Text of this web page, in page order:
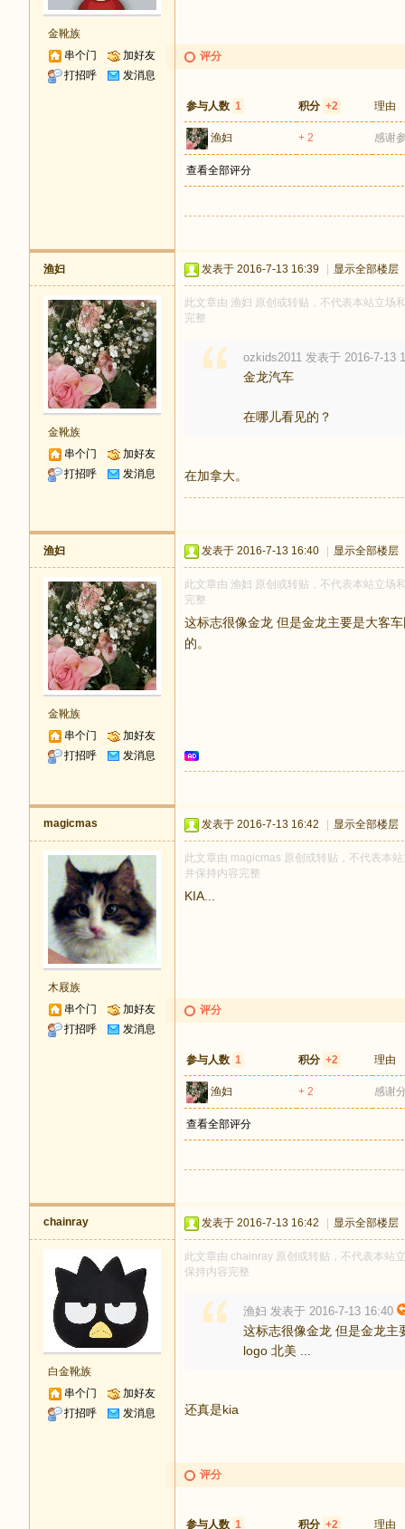
金靴族
串个门
加好友
打招呼
发消息
评分
参与人数 1 积分 +2 理由
渔妇 + 2 感谢
查看全部评分
渔妇
金靴族
串个门
加好友
打招呼
发消息
发表于 2016-7-13 16:39 显示全部楼层
此文章由 渔妇 原创或转贴，不代表本站立场
完整
ozkids2011 发表于 2016-7-13
金龙汽车
在哪儿看见的？
在加拿大。
渔妇
金靴族
串个门
加好友
打招呼
发消息
发表于 2016-7-13 16:40 显示全部楼层
此文章由 渔妇 原创或转贴，不代表本站立场
完整
这标志很像金龙 但是金龙主要是大客
的。
magicmas
木屐族
串个门
加好友
打招呼
发消息
发表于 2016-7-13 16:42 显示全部楼层
此文章由 magicmas 原创或转贴，不代表本
并保持内容完整
KIA...
评分
参与人数 1 积分 +2 理由
渔妇 + 2 感谢
查看全部评分
chainray
白金靴族
串个门
加好友
打招呼
发消息
发表于 2016-7-13 16:42 显示全部楼层
此文章由 chainray 原创或转贴，不代表本站
保持内容完整
渔妇 发表于 2016-7-13 16:40
这标志很像金龙 但是金龙主
logo 北美 ...
还真是kia
评分
参与人数 1 积分 +2 理由